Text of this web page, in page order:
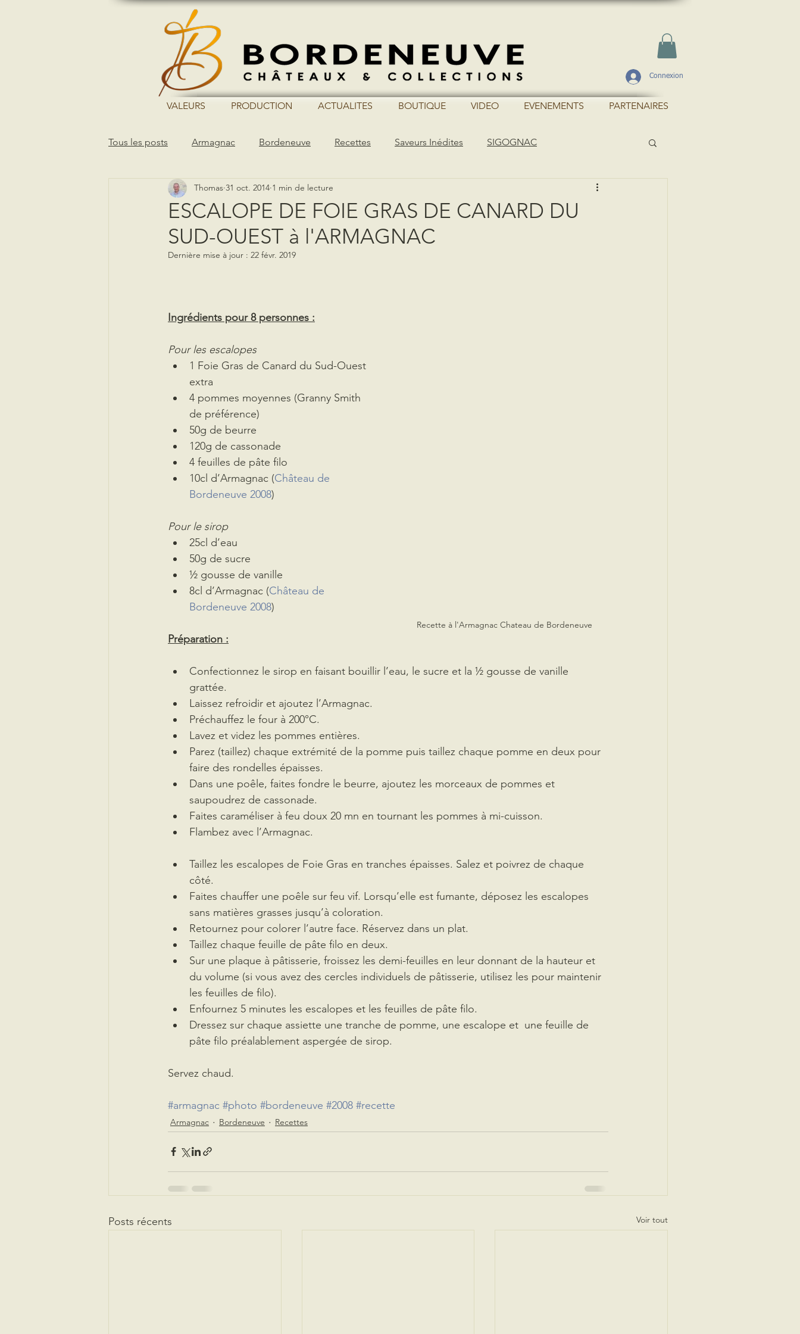
Connexion
VALEURS PRODUCTION ACTUALITES BOUTIQUE VIDEO EVENEMENTS PARTENAIRES
Tous les posts Armagnac Bordeneuve Recettes Saveurs Inédites SIGOGNAC
ESCALOPE DE FOIE GRAS DE CANARD DU
SUD-OUEST à l'ARMAGNAC
Thomas 31 oct. 2014 1 min de lecture
Dernière mise à jour : 22 févr. 2019
Recette à l'Armagnac Chateau de Bordeneuve
Ingrédients pour 8 personnes :
Pour les escalopes
1 Foie Gras de Canard du Sud-Ouest
extra
4 pommes moyennes (Granny Smith
de préférence)
50g de beurre
120g de cassonade
4 feuilles de pâte filo
10cl d’Armagnac (Château de
Bordeneuve 2008)
Pour le sirop
25cl d’eau
50g de sucre
½ gousse de vanille
8cl d’Armagnac (Château de
Bordeneuve 2008)
Préparation :
Confectionnez le sirop en faisant bouillir l’eau, le sucre et la ½ gousse de vanille
grattée.
Laissez refroidir et ajoutez l’Armagnac.
Préchauffez le four à 200°C.
Lavez et videz les pommes entières.
Parez (taillez) chaque extrémité de la pomme puis taillez chaque pomme en deux pour
faire des rondelles épaisses.
Dans une poêle, faites fondre le beurre, ajoutez les morceaux de pommes et
saupoudrez de cassonade.
Faites caraméliser à feu doux 20 mn en tournant les pommes à mi-cuisson.
Flambez avec l’Armagnac.
Taillez les escalopes de Foie Gras en tranches épaisses. Salez et poivrez de chaque
côté.
Faites chauffer une poêle sur feu vif. Lorsqu’elle est fumante, déposez les escalopes
sans matières grasses jusqu’à coloration.
Retournez pour colorer l’autre face. Réservez dans un plat.
Taillez chaque feuille de pâte filo en deux.
Sur une plaque à pâtisserie, froissez les demi-feuilles en leur donnant de la hauteur et
du volume (si vous avez des cercles individuels de pâtisserie, utilisez les pour maintenir
les feuilles de filo).
Enfournez 5 minutes les escalopes et les feuilles de pâte filo.
Dressez sur chaque assiette une tranche de pomme, une escalope et  une feuille de
pâte filo préalablement aspergée de sirop.
Servez chaud.
#armagnac #photo #bordeneuve #2008 #recette
Armagnac Bordeneuve Recettes
Posts récents Voir tout